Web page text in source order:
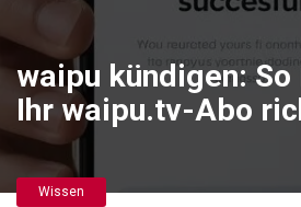
waipu kündigen: So
Ihr waipu.tv-Abo
Wissen